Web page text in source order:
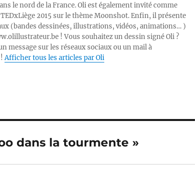
le nord de la France. Oli est également invité comme
2015 sur le thème Moonshot. Enfin, il présente
(bandes dessinées, illustrations, vidéos, animations… )
! Vous souhaitez un dessin signé Oli ?
message sur les réseaux sociaux ou un mail à
!Afficher tous les articles par Oli
dans la tourmente »